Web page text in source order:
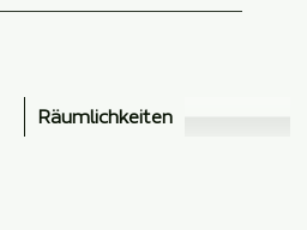
Räumlichkeiten